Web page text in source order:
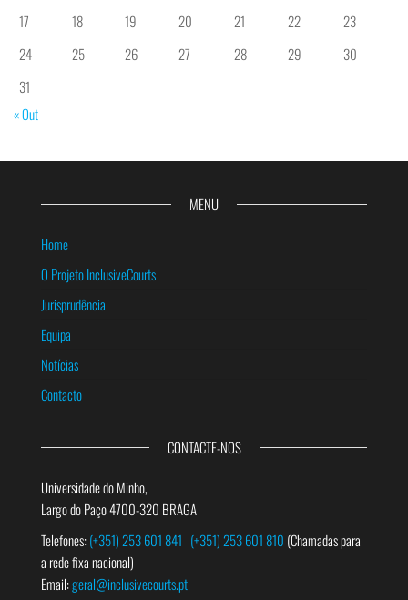
17
18 19 20 21 22
23
24
25 26 27 28 29
30
31
« Out
MENU
Home
O Projeto InclusiveCourts
Jurisprudência
Equipa
Notícias
Contacto
CONTACTE-NOS
Universidade do Minho,
Largo do Paço 4700-320 BRAGA
Telefones:(+351) 253 601 841 (+351) 253 601 810 (Chamadas para
a rede fixa nacional)
Email:geral@inclusivecourts.pt